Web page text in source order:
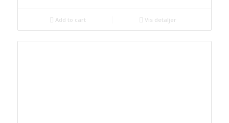
Add to cart Vis detaljer